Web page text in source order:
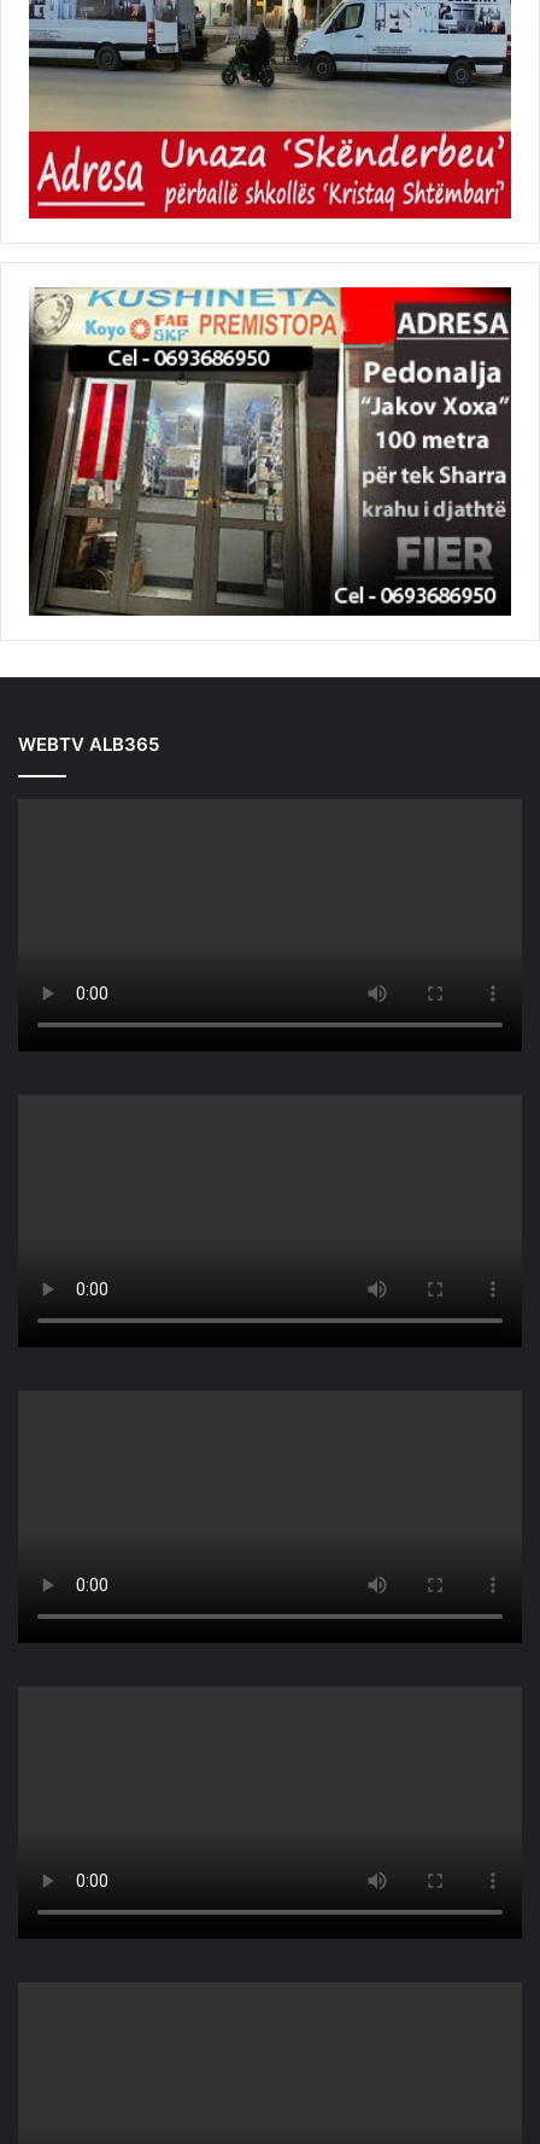
WEBTV ALB365